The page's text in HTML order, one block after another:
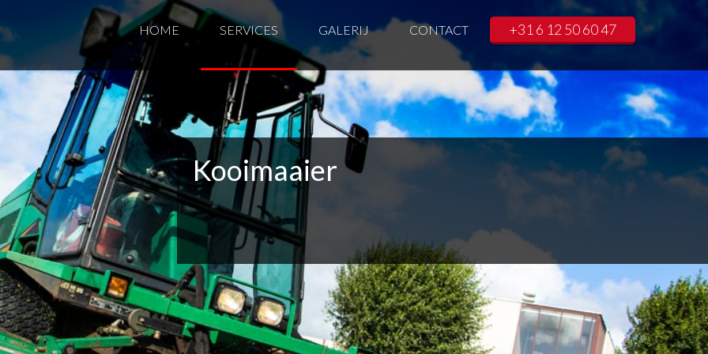
HOME SERVICES GALERIJ CONTACT +31 6 12 50 60 47
Kooimaaier